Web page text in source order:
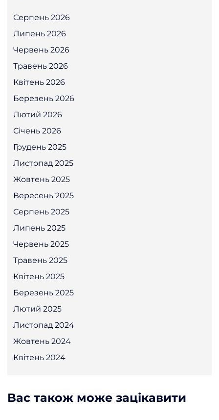
Серпень 2026
Липень 2026
Червень 2026
Травень 2026
Квітень 2026
Березень 2026
Лютий 2026
Січень 2026
Грудень 2025
Листопад 2025
Жовтень 2025
Вересень 2025
Серпень 2025
Липень 2025
Червень 2025
Травень 2025
Квітень 2025
Березень 2025
Лютий 2025
Листопад 2024
Жовтень 2024
Квітень 2024
Вас також може зацікавити